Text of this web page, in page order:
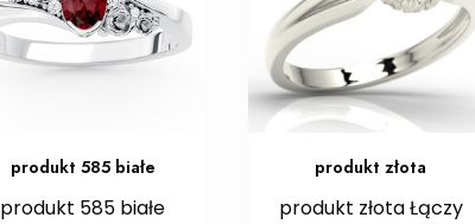
produkt 585 białe
produkt 585 białe
produkt złota
produkt złota Łączy